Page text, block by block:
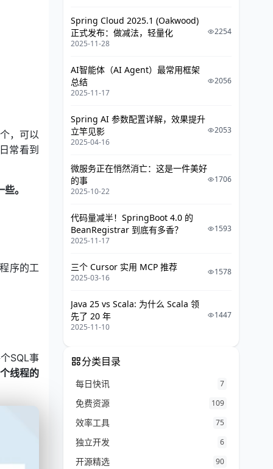
，可以
window
常看到
。
序的工
SQL事
线程的
Spring Cloud 2025.1 (Oakwood)
正式发布：做减法，轻量化
2025-11-28
2254
AI智能体（AI Agent）最常用框架
总结
2025-11-17
2056
Spring AI 参数配置详解，效果提升
立竿见影
2025-04-16
2053
微服务正在悄然消亡：这是一件美好
的事
2025-10-22
1706
代码量减半！SpringBoot 4.0 的
BeanRegistrar 到底有多香？
2025-11-17
1593
三个 Cursor 实用 MCP 推荐
2025-03-16
1578
Java 25 vs Scala: 为什么 Scala 领
先了 20 年
2025-11-10
1447
分类目录
每日快讯 7
免费资源 109
效率工具 75
独立开发 6
开源精选 90